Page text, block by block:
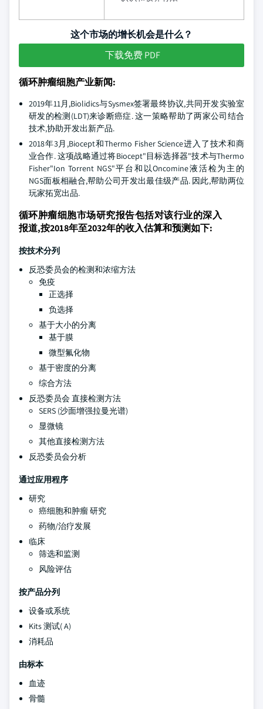
这个市场的增长机会是什么？
下载免费 PDF
循环肿瘤细胞产业新闻:
2019年11月,Biolidics与Sysmex签署最终协议,共同开发实验室
研发的检测(LDT)来诊断癌症. 这一策略帮助了两家公司结合
技术,协助开发出新产品.
2018年3月,Biocept和Thermo Fisher Science进入了技术和商
业合作. 这项战略通过将Biocept"目标选择器"技术与Thermo
Fisher"Ion Torrent NGS"平台和以Oncomine液活检为主的
NGS面板相融合,帮助公司开发出最佳级产品. 因此,帮助两位
玩家拓宽出品.
循环肿瘤细胞市场研究报告包括对该行业的深入
报道,按2018年至2032年的收入估算和预测如下:
按技术分列
反恐委员会的检测和浓缩方法
免疫
正选择
负选择
基于大小的分离
基于膜
微型氟化物
基于密度的分离
综合方法
反恐委员会 直接检测方法
SERS (沙面增强拉曼光谱)
显微镜
其他直接检测方法
反恐委员会分析
通过应用程序
研究
癌细胞和肿瘤 研究
药物/治疗发展
临床
筛选和监测
风险评估
按产品分列
设备或系统
Kits 测试( A)
消耗品
由标本
血迹
骨髓